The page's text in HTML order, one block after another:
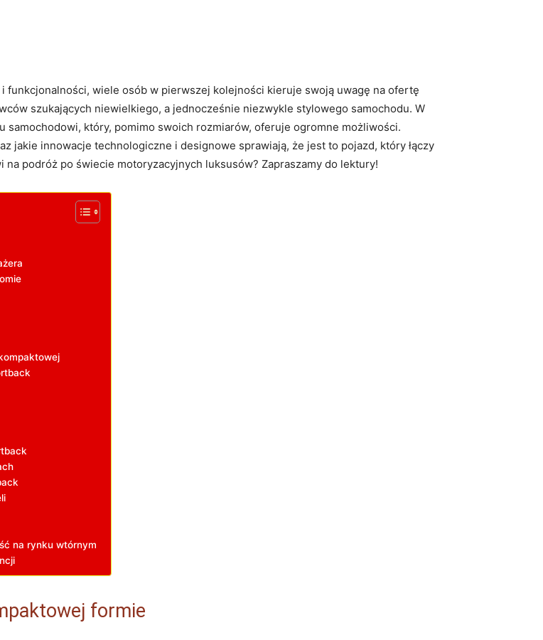
funkcjonalności, wiele osób w pierwszej ⁤kolejności kieruje swoją ⁤uwagę na ofertę
szukających niewielkiego, ‌a jednocześnie​ niezwykle stylowego samochodu. W
który, pomimo swoich rozmiarów, oferuje ⁢ogromne możliwości.
jakie innowacje technologiczne i designowe sprawiają, że jest to pojazd, ⁣który łączy
podróż po świecie motoryzacyjnych⁣ luksusów? Zapraszamy do lektury!
na rynku ‍wtórnym
formie